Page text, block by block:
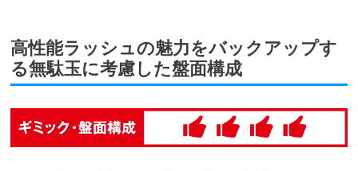
高性能ラッシュの魅力をバックアップす
る無駄玉に考慮した盤面構成